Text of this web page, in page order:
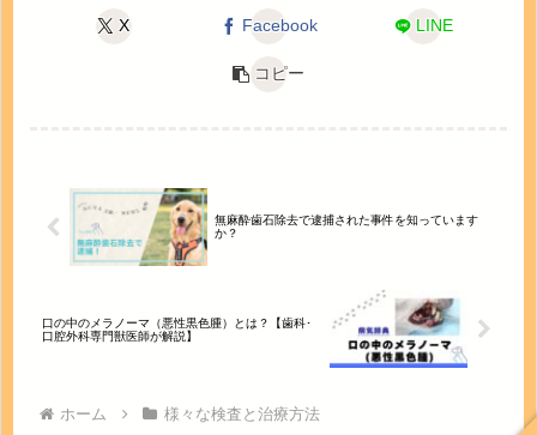
X Facebook LINE
コピー
無麻酔歯石除去で逮捕された事件を知っています
か？
口の中のメラノーマ（悪性黒色腫）とは？【歯科･
口腔外科専門獣医師が解説】
ホーム 様々な検査と治療方法